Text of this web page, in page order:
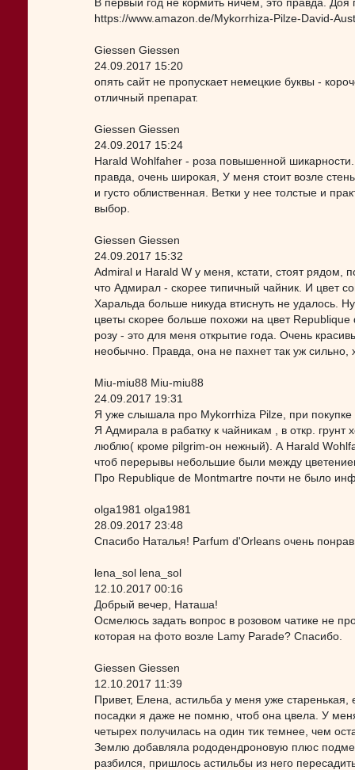
В первый год не кормить ничем, это правда.
https://www.amazon.de/Mykorrhiza-Pilze-David-
Giessen Giessen
24.09.2017 15:20
опять сайт не пропускает немецкие буквы -
отличный препарат.
Giessen Giessen
24.09.2017 15:24
Harald Wohlfaher - роза повышенной
правда, очень широкая, У меня стоит возле
и густо облиственная. Ветки у нее толстые и
выбор.
Giessen Giessen
24.09.2017 15:32
Admiral и Harald W у меня, кстати, стоят рядом,
что Адмирал - скорее типичный чайник. И цвет
Харальда больше никуда втиснуть не удалось.
цветы скорее больше похожи на цвет Republique
розу - это для меня открытие года. Очень
необычно. Правда, она не пахнет так уж сильно,
Miu-miu88 Miu-miu88
24.09.2017 19:31
Я уже слышала про Mykorrhiza Pilze, при покупке
Я Адмирала в рабатку к чайникам , в откр.
люблю( кроме pilgrim-он нежный). А Harald
чтоб перерывы небольшие были между
Про Republique de Montmartre почти не было
olga1981 olga1981
28.09.2017 23:48
Спасибо Наталья! Parfum d'Orleans очень
lena_sol lena_sol
12.10.2017 00:16
Добрый вечер, Наташа!
Осмелюсь задать вопрос в розовом чатике не
которая на фото возле Lamy Parade? Спасибо.
Giessen Giessen
12.10.2017 11:39
Привет, Елена, астильба у меня уже
посадки я даже не помню, чтоб она цвела. У
четырех получилась на один тик темнее, чем
Землю добавляла рододендроновую плюс
разбился, пришлось астильбы из него